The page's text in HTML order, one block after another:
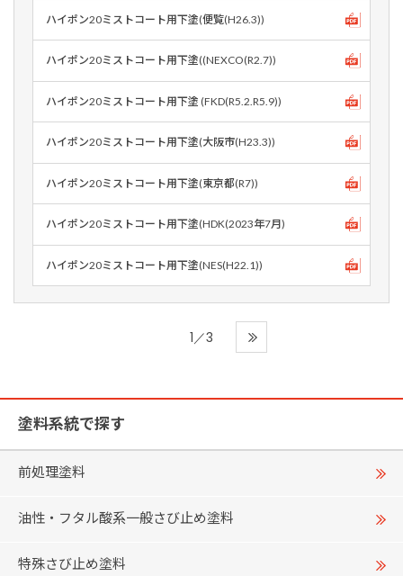
ハイポン20ミストコート用下塗(便覧(H26.3))
ハイポン20ミストコート用下塗((NEXCO(R2.7))
ハイポン20ミストコート用下塗 (FKD(R5.2.R5.9))
ハイポン20ミストコート用下塗(大阪市(H23.3))
ハイポン20ミストコート用下塗(東京都(R7))
ハイポン20ミストコート用下塗(HDK(2023年7月)
ハイポン20ミストコート用下塗(NES(H22.1))
1／3
塗料系統で探す
前処理塗料
油性・フタル酸系一般さび止め塗料
特殊さび止め塗料